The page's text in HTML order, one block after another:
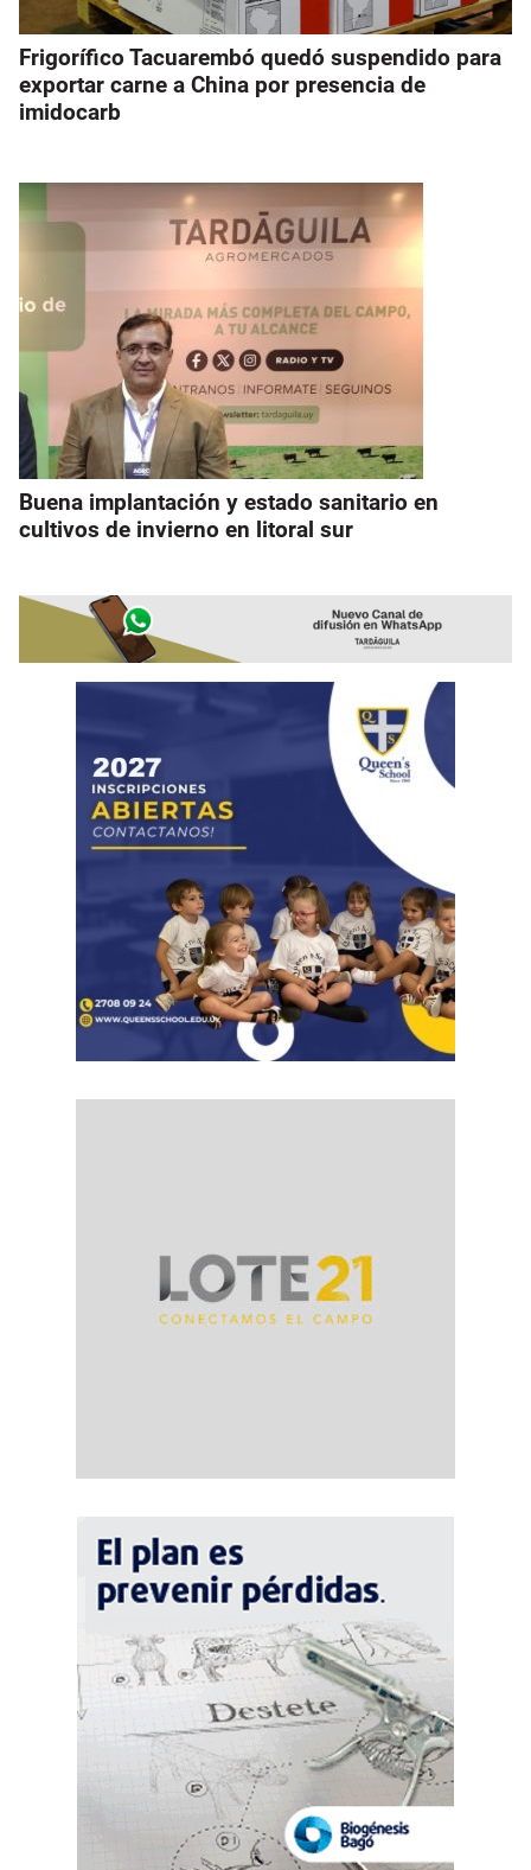
Frigorífico Tacuarembó quedó suspendido para
exportar carne a China por presencia de
imidocarb
Buena implantación y estado sanitario en
cultivos de invierno en litoral sur